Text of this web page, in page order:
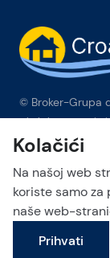
Pošalji upit
© Broker-Grupa
Obala kneza
Broker-grupa
Properties u
se koristi pod
This site is
Kolačići
Na našoj web
koriste samo
naše web-
Prihvati